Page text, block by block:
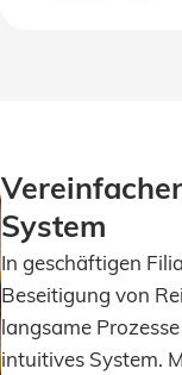
System
In geschäftigen
Beseitigung von
langsame
intuitives System.